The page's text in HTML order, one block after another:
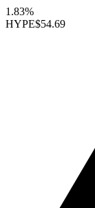
1.83%
HYPE$54.69